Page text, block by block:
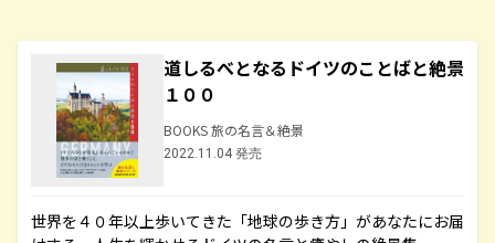
道しるべとなるドイツのことばと絶景
１００
BOOKS 旅の名言＆絶景
2022.11.04 発売
世界を４０年以上歩いてきた「地球の歩き方」があなたにお届